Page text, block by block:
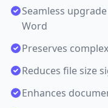
Seamless
Word
Preserves
Reduces file size
Enhances